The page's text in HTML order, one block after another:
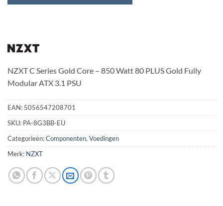
NZXT C Series Gold Core – 850 Watt 80 PLUS Gold Fully
Modular ATX 3.1 PSU
EAN: 5056547208701
SKU: PA-8G3BB-EU
Categorieën:Componenten, Voedingen
Merk: NZXT